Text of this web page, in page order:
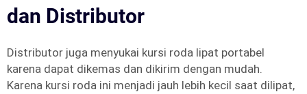
dan Distributor
Distributor juga menyukai kursi roda lipat portabel
karena dapat dikemas dan dikirim dengan mudah.
Karena kursi roda ini menjadi jauh lebih kecil saat dilipat,